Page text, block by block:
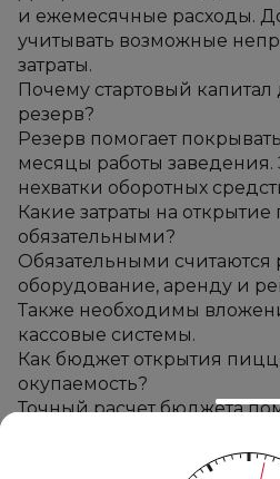
и ежемесячные расходы.
учитывать возможные
затраты.
Почему стартовый
резерв?
Резерв помогает
месяцы работы заведения.
нехватки оборотных
Какие затраты на
обязательными?
Обязательными считаются
оборудование, аренду и
Также необходимы
кассовые системы.
Как бюджет открытия
окупаемость?
Точный расчет бюджета
проекта. Это позволяет